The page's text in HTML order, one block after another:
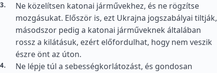
Ne közelítsen katonai járművekhez, és ne rögzítse
mozgásukat. Először is, ezt Ukrajna jogszabályai tiltják,
másodszor pedig a katonai járműveknek általában
rossz a kilátásuk, ezért előfordulhat, hogy nem veszik
észre önt az úton.
Ne lépje túl a sebességkorlátozást, és gondosan